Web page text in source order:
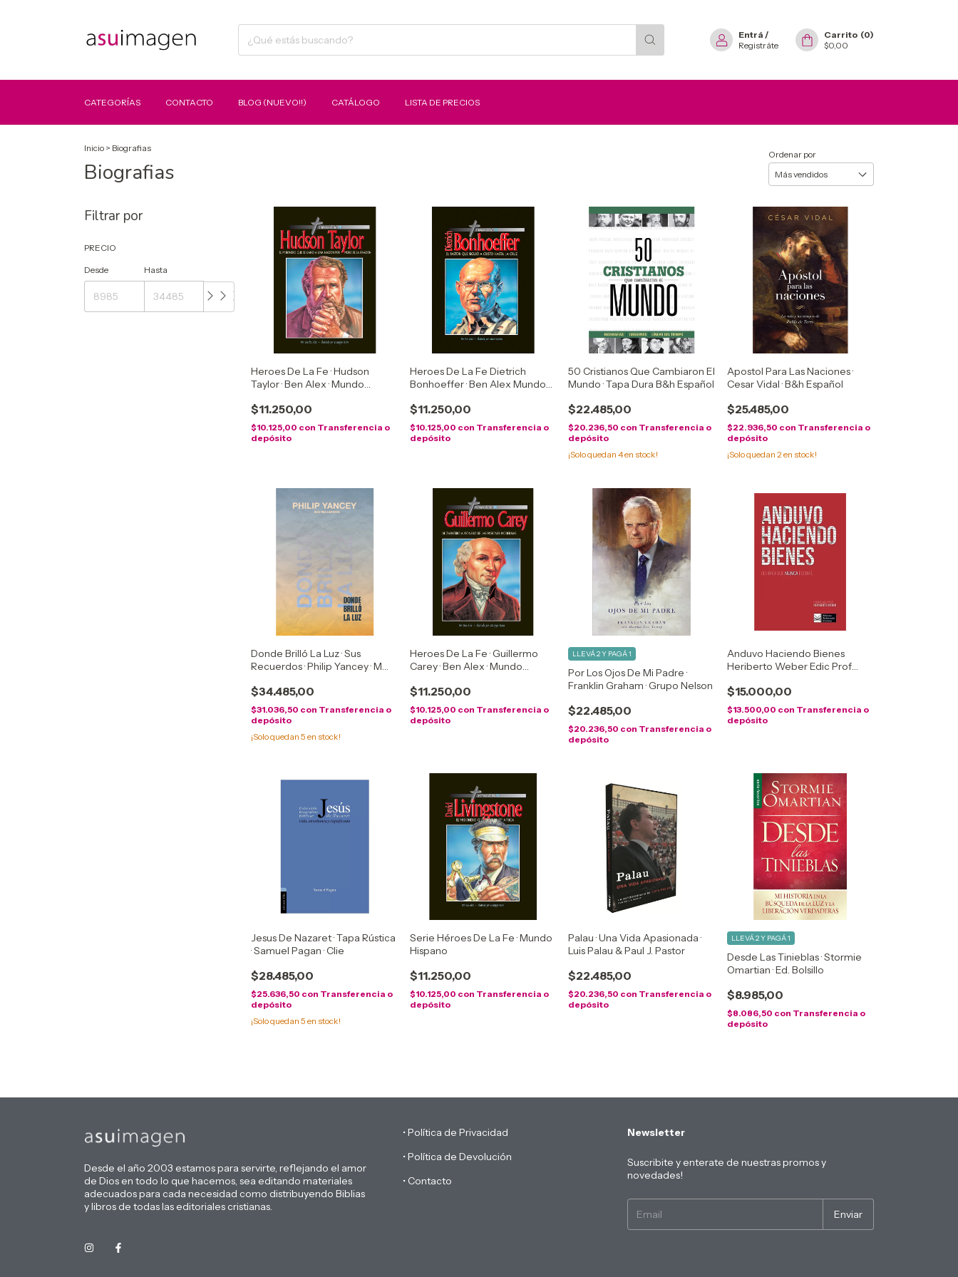
Entrá /
Registráte
Carrito (0)
$0,00
CATEGORÍAS CONTACTO BLOG (NUEVO!!) CATÁLOGO LISTA DE PRECIOS
Inicio > Biografias
Biografias
Ordenar por
Filtrar por
PRECIO
Desde Hasta
Heroes De La Fe · Hudson
Taylor · Ben Alex · Mundo
$11.250,00
$10.125,00 con Transferencia o
depósito
Heroes De La Fe Dietrich
Bonhoeffer · Ben Alex Mundo
$11.250,00
$10.125,00 con Transferencia o
depósito
50 Cristianos Que Cambiaron El
Mundo · Tapa Dura B&h Español
$22.485,00
$20.236,50 con Transferencia o
depósito
¡Solo quedan4en stock!
Apostol Para Las Naciones ·
Cesar Vidal · B&h Español
$25.485,00
$22.936,50 con Transferencia o
depósito
¡Solo quedan 2en stock!
Donde Brilló La Luz · Sus
Recuerdos · Philip Yancey · M
$34.485,00
$31.036,50 con Transferencia o
depósito
¡Solo quedan5 en stock!
Heroes De La Fe · Guillermo
Carey · Ben Alex · Mundo
$11.250,00
$10.125,00 con Transferencia o
depósito
Por Los Ojos De Mi Padre ·
Franklin Graham · Grupo Nelson
$22.485,00
LLEVÁ 2 Y PAGÁ 1
$20.236,50 con Transferencia o
depósito
Anduvo Haciendo Bienes
Heriberto Weber Edic Prof
$15.000,00
$13.500,00 con Transferencia o
depósito
Jesus De Nazaret · Tapa Rústica
· Samuel Pagan · Clie
$28.485,00
$25.636,50 con Transferencia o
depósito
¡Solo quedan5 en stock!
Serie Héroes De La Fe · Mundo
Hispano
$11.250,00
$10.125,00 con Transferencia o
depósito
Palau · Una Vida Apasionada ·
Luis Palau & Paul J. Pastor
$22.485,00
$20.236,50 con Transferencia o
depósito
Desde Las Tinieblas · Stormie
Omartian · Ed. Bolsillo
$8.985,00
LLEVÁ 2 Y PAGÁ 1
$8.086,50 con Transferencia o
depósito
Desde el año 2003 estamos para servirte, reflejando el amor
de Dios en todo lo que hacemos, sea editando materiales
adecuados para cada necesidad como distribuyendo Biblias
y libros de todas las editoriales cristianas.
• Política de Privacidad
• Política de Devolución
• Contacto
Newsletter
Suscribite y enterate de nuestras promos y
novedades!